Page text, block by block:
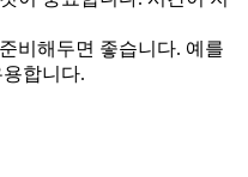
비해두면 좋습니다. 예를
합니다.